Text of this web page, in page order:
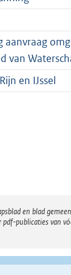
aanvraag
van
en IJssel
en blad
publicaties van